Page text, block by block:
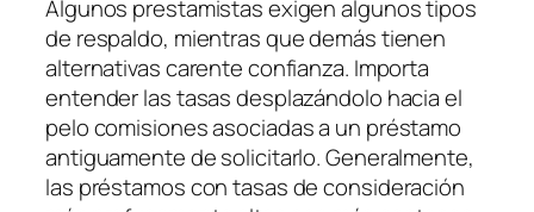
Algunos prestamistas exigen algunos tipos
de respaldo, mientras que demás tienen
alternativas carente confianza. Importa
entender las tasas desplazándolo hacia el
pelo comisiones asociadas a un préstamo
antiguamente de solicitarlo. Generalmente,
las préstamos con tasas de consideración